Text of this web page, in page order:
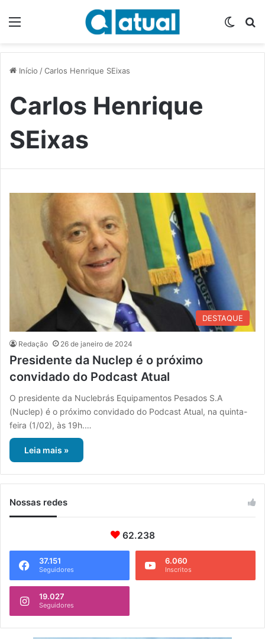
Início /Carlos Henrique SEixas
Carlos Henrique
SEixas
DESTAQUE
Redação 26 de janeiro de 2024
Presidente da Nuclep é o próximo
convidado do Podcast Atual
O presidente da Nuclebrás Equipamentos Pesados S.A
(Nuclep) é o próximo convidado do Podcast Atual, na quinta-
feira (1/02), às 19h.…
Leia mais »
Nossas redes
62.238
37.151
Seguidores
6.060
Inscritos
19.027
Seguidores